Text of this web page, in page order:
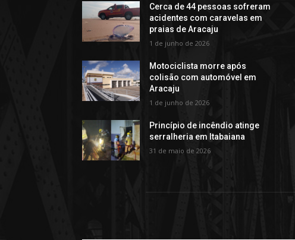
Cerca de 44 pessoas sofreram
acidentes com caravelas em
praias de Aracaju
1 de junho de 2026
Motociclista morre após
colisão com automóvel em
Aracaju
1 de junho de 2026
Princípio de incêndio atinge
serralheria em Itabaiana
31 de maio de 2026